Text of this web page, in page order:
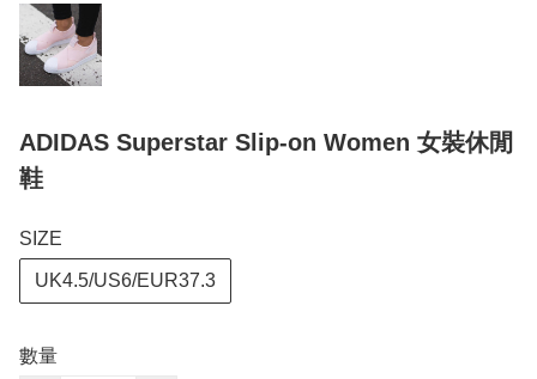
ADIDAS Superstar Slip-on Women 女裝休閒
鞋
SIZE
UK4.5/US6/EUR37.3
數量